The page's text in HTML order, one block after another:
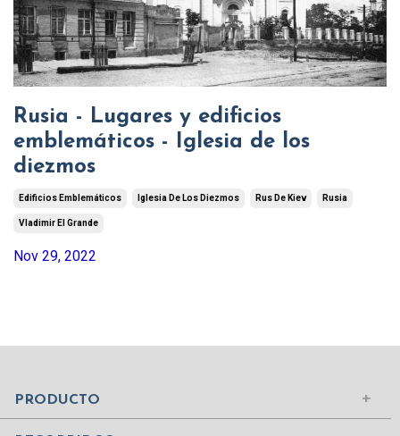
Rusia - Lugares y edificios
emblemáticos - Iglesia de los
diezmos
Edificios Emblemáticos Iglesia De Los Diezmos Rus De Kiev Rusia
Vladimir El Grande
Nov 29, 2022
PRODUCTO
Iniciar sesión
Comprar suscripción
Mundo Islámico
Civilizaciones de la Antigüedad
Ciudades del Mundo